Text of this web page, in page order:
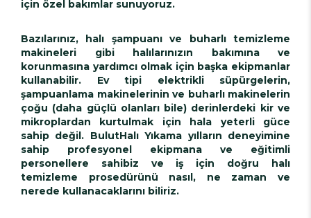
için özel bakımlar sunuyoruz.
Bazılarınız, halı şampuanı ve buharlı temizleme
makineleri gibi halılarınızın bakımına ve
korunmasına yardımcı olmak için başka ekipmanlar
kullanabilir. Ev tipi elektrikli süpürgelerin,
şampuanlama makinelerinin ve buharlı makinelerin
çoğu (daha güçlü olanları bile) derinlerdeki kir ve
mikroplardan kurtulmak için hala yeterli güce
sahip değil. BulutHalı Yıkama yılların deneyimine
sahip profesyonel ekipmana ve eğitimli
personellere sahibiz ve iş için doğru halı
temizleme prosedürünü nasıl, ne zaman ve
nerede kullanacaklarını biliriz.